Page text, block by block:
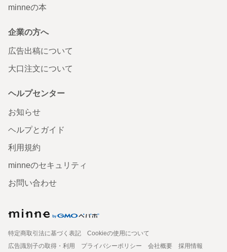
minneの本
企業の方へ
広告出稿について
大口注文について
ヘルプセンター
お知らせ
ヘルプとガイド
利用規約
minneのセキュリティ
お問い合わせ
特定商取引法に基づく表記
Cookieの使用について
広告識別子の取得・利用
プライバシーポリシー 会社概要
採用情報